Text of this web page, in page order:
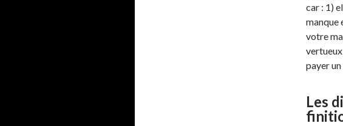
car : 1)
manque
votre
vertueux
payer
Les